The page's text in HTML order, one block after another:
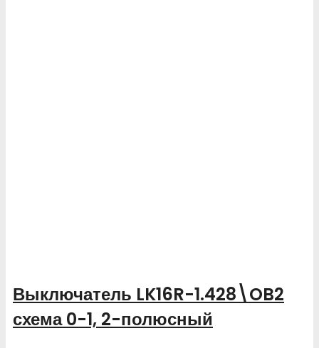
Выключатель LK16R-1.428\OB2
схема 0-1, 2-полюсный